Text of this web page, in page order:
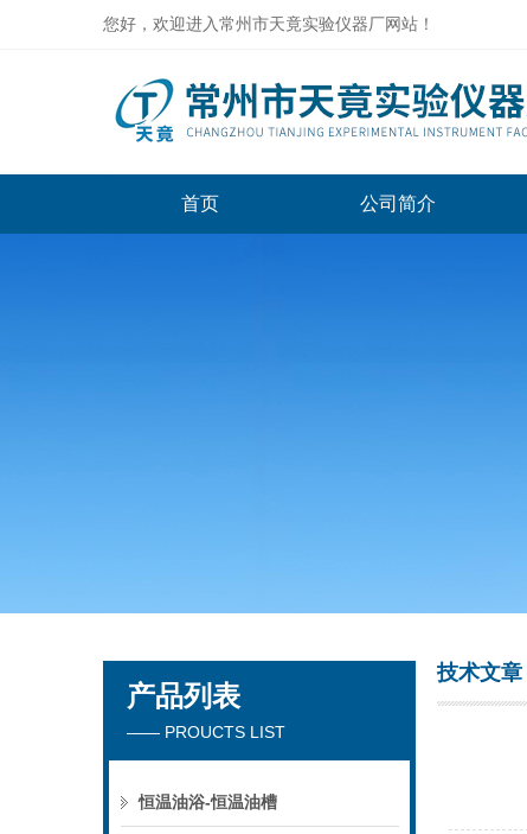
您好，欢迎进入常州市天竟实验仪器厂网站！
首页 公司简介
产品列表
—— PROUCTS LIST
恒温油浴-恒温油槽
技术文章